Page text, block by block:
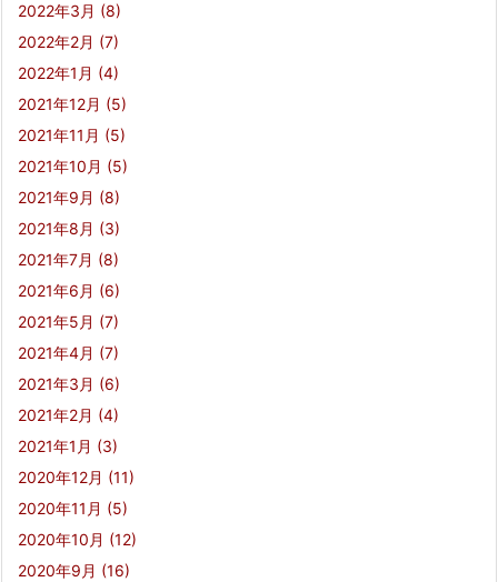
2022年3月 (8)
2022年2月 (7)
2022年1月 (4)
2021年12月 (5)
2021年11月 (5)
2021年10月 (5)
2021年9月 (8)
2021年8月 (3)
2021年7月 (8)
2021年6月 (6)
2021年5月 (7)
2021年4月 (7)
2021年3月 (6)
2021年2月 (4)
2021年1月 (3)
2020年12月 (11)
2020年11月 (5)
2020年10月 (12)
2020年9月 (16)